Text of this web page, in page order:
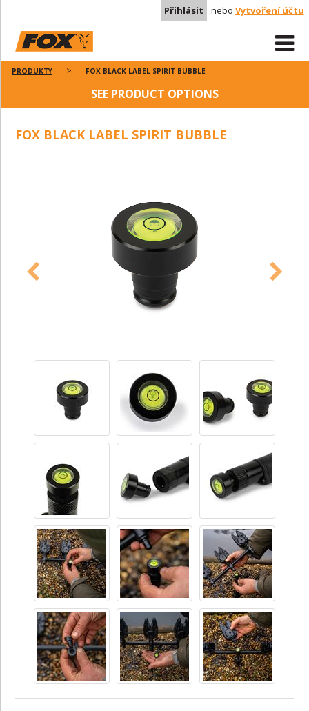
Přihlásit nebo Vytvoření účtu
PRODUKTY FOX BLACK LABEL SPIRIT BUBBLE
SEE PRODUCT OPTIONS
FOX BLACK LABEL SPIRIT BUBBLE